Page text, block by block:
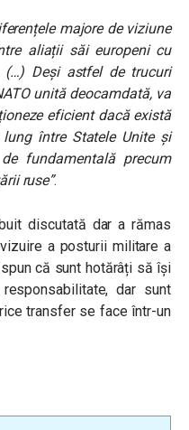
majore de viziune
aliații săi europeni cu
Deși astfel de trucuri
unită deocamdată, va
eficient dacă există
între Statele Unite și
fundamentală precum
ruse”.
discutată dar a rămas
a posturii militare a
că sunt hotărâți să își
dar sunt
transfer se face într-un